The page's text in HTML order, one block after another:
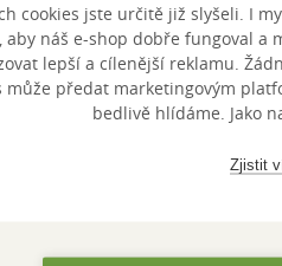
PŘIDEJTE SVÉ
cookies jste určitě již slyšeli. I
aby náš e-shop dobře fungoval a
lepší a cílenější reklamu.
může předat marketingovým
bedlivě hlídáme. Jako
Zjistit